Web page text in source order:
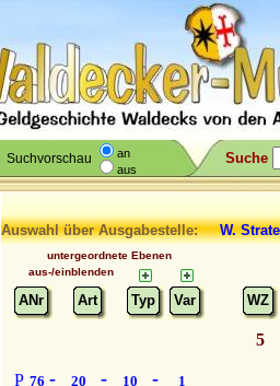
Suchvorschau
an
aus
Suche
Auswahl über Ausgabestelle: W.
untergeordnete Ebenen
aus-/einblenden
ANr Art Typ Var WZ
P 76 - 20 - 10 - 1
5